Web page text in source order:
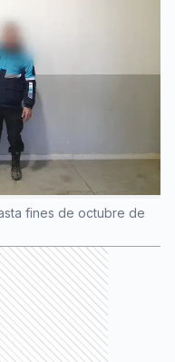
fines de octubre de